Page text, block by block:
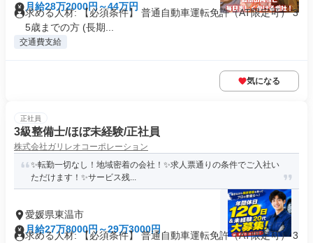
月給28万2000円～44万円
求める人材: 【必須条件】 普通自動車運転免許（AT限定可） 3
5歳までの方 (長期...
交通費支給
気になる
正社員
3級整備士/ほぼ未経験/正社員
株式会社ガリレオコーポレーション
✨️転勤一切なし！地域密着の会社！✨️求人票通りの条件でご入社い
ただけます！✨️サービス残...
愛媛県東温市
月給27万8000円～29万3000円
求める人材: 【必須条件】 普通自動車運転免許（AT限定可） 3